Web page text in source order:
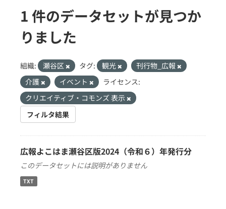
1 件のデータセットが見つか
りました
組織: 瀬谷区 タグ: 観光
刊行物_広報
介護
イベント
ライセンス:
クリエイティブ・コモンズ 表示
フィルタ結果
広報よこはま瀬谷区版2024（令和６）年発行分
このデータセットには説明がありません
TXT